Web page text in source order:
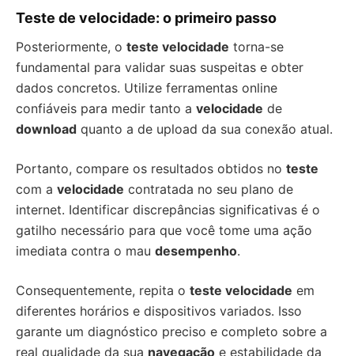
Teste de velocidade: o primeiro passo
Posteriormente, o teste velocidade torna-se
fundamental para validar suas suspeitas e obter
dados concretos. Utilize ferramentas online
confiáveis para medir tanto a velocidade de
download quanto a de upload da sua conexão atual.
Portanto, compare os resultados obtidos no teste
com a velocidade contratada no seu plano de
internet. Identificar discrepâncias significativas é o
gatilho necessário para que você tome uma ação
imediata contra o mau desempenho.
Consequentemente, repita o teste velocidade em
diferentes horários e dispositivos variados. Isso
garante um diagnóstico preciso e completo sobre a
real qualidade da sua navegação e estabilidade da